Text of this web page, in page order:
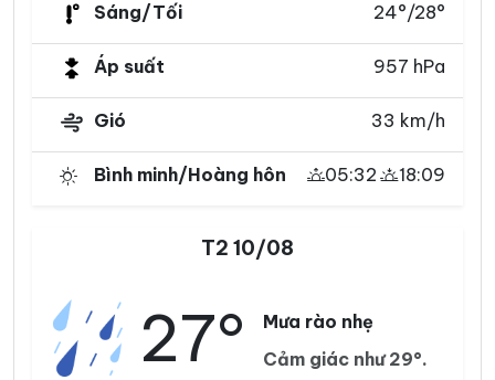
Sáng/Tối 24°/28°
Áp suất 957 hPa
Gió 33 km/h
Bình minh/Hoàng hôn 05:32 18:09
T2 10/08
27°
Mưa rào nhẹ
Cảm giác như 29°.